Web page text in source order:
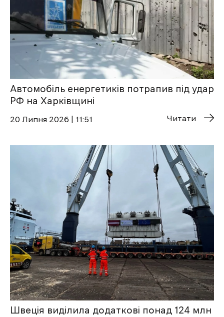
Автомобіль енергетиків потрапив під удар
РФ на Харківщині
20 Липня 2026 | 11:51 Читати
Швеція виділила додаткові понад 124 млн